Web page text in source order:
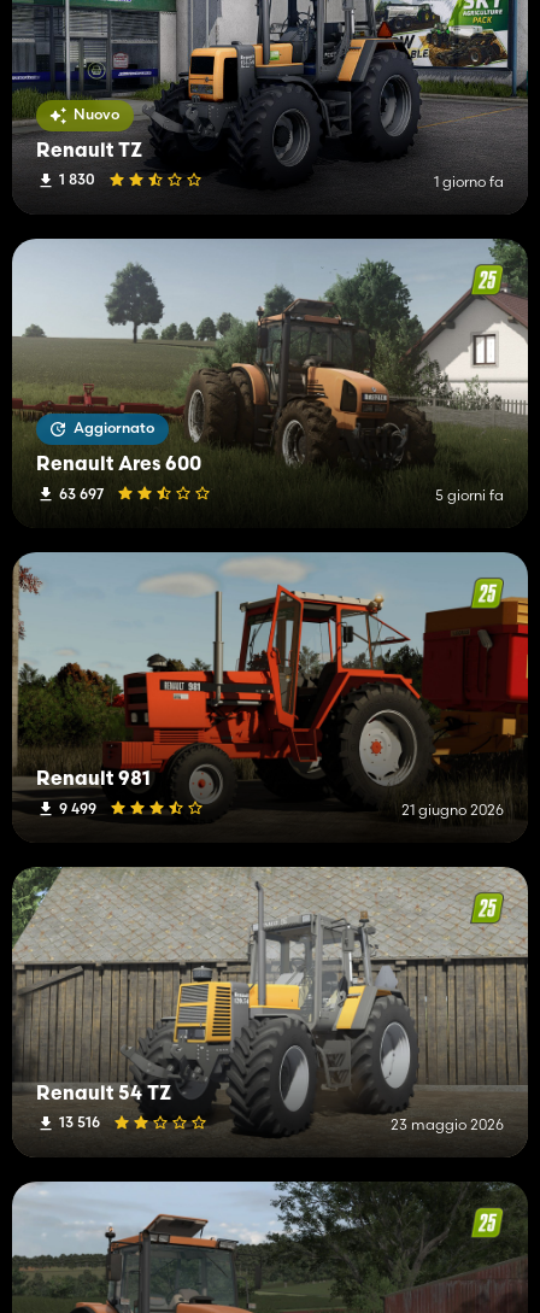
Nuovo
Renault TZ
1 830 1 giorno fa
Aggiornato
Renault Ares 600
63 697 5 giorni fa
Renault 981
9 499 21 giugno 2026
Renault 54 TZ
13 516 23 maggio 2026